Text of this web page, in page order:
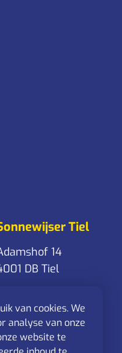
van cookies. We
analyse van onze
website te
Tiel
14
DB Tiel
Stuur een
mail